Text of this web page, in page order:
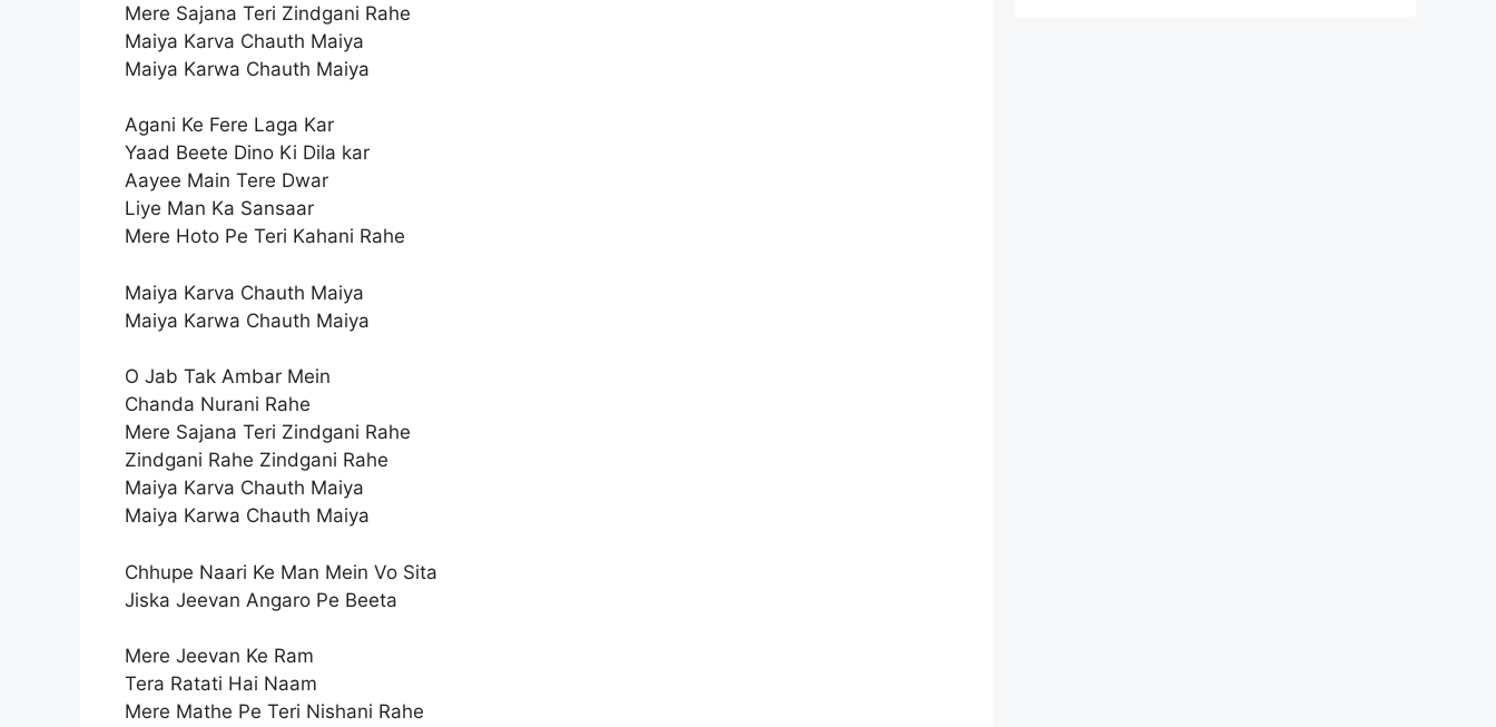
Mere Sajana Teri Zindgani Rahe
Maiya Karva Chauth Maiya
Maiya Karwa Chauth Maiya
Agani Ke Fere Laga Kar
Yaad Beete Dino Ki Dila kar
Aayee Main Tere Dwar
Liye Man Ka Sansaar
Mere Hoto Pe Teri Kahani Rahe
Maiya Karva Chauth Maiya
Maiya Karwa Chauth Maiya
O Jab Tak Ambar Mein
Chanda Nurani Rahe
Mere Sajana Teri Zindgani Rahe
Zindgani Rahe Zindgani Rahe
Maiya Karva Chauth Maiya
Maiya Karwa Chauth Maiya
Chhupe Naari Ke Man Mein Vo Sita
Jiska Jeevan Angaro Pe Beeta
Mere Jeevan Ke Ram
Tera Ratati Hai Naam
Mere Mathe Pe Teri Nishani Rahe